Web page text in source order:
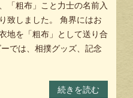
「粗布」こと力士の名前入
致しました。 角界にはお
地を「粗布」として送り合
では、相撲グッズ、記念
続きを読む